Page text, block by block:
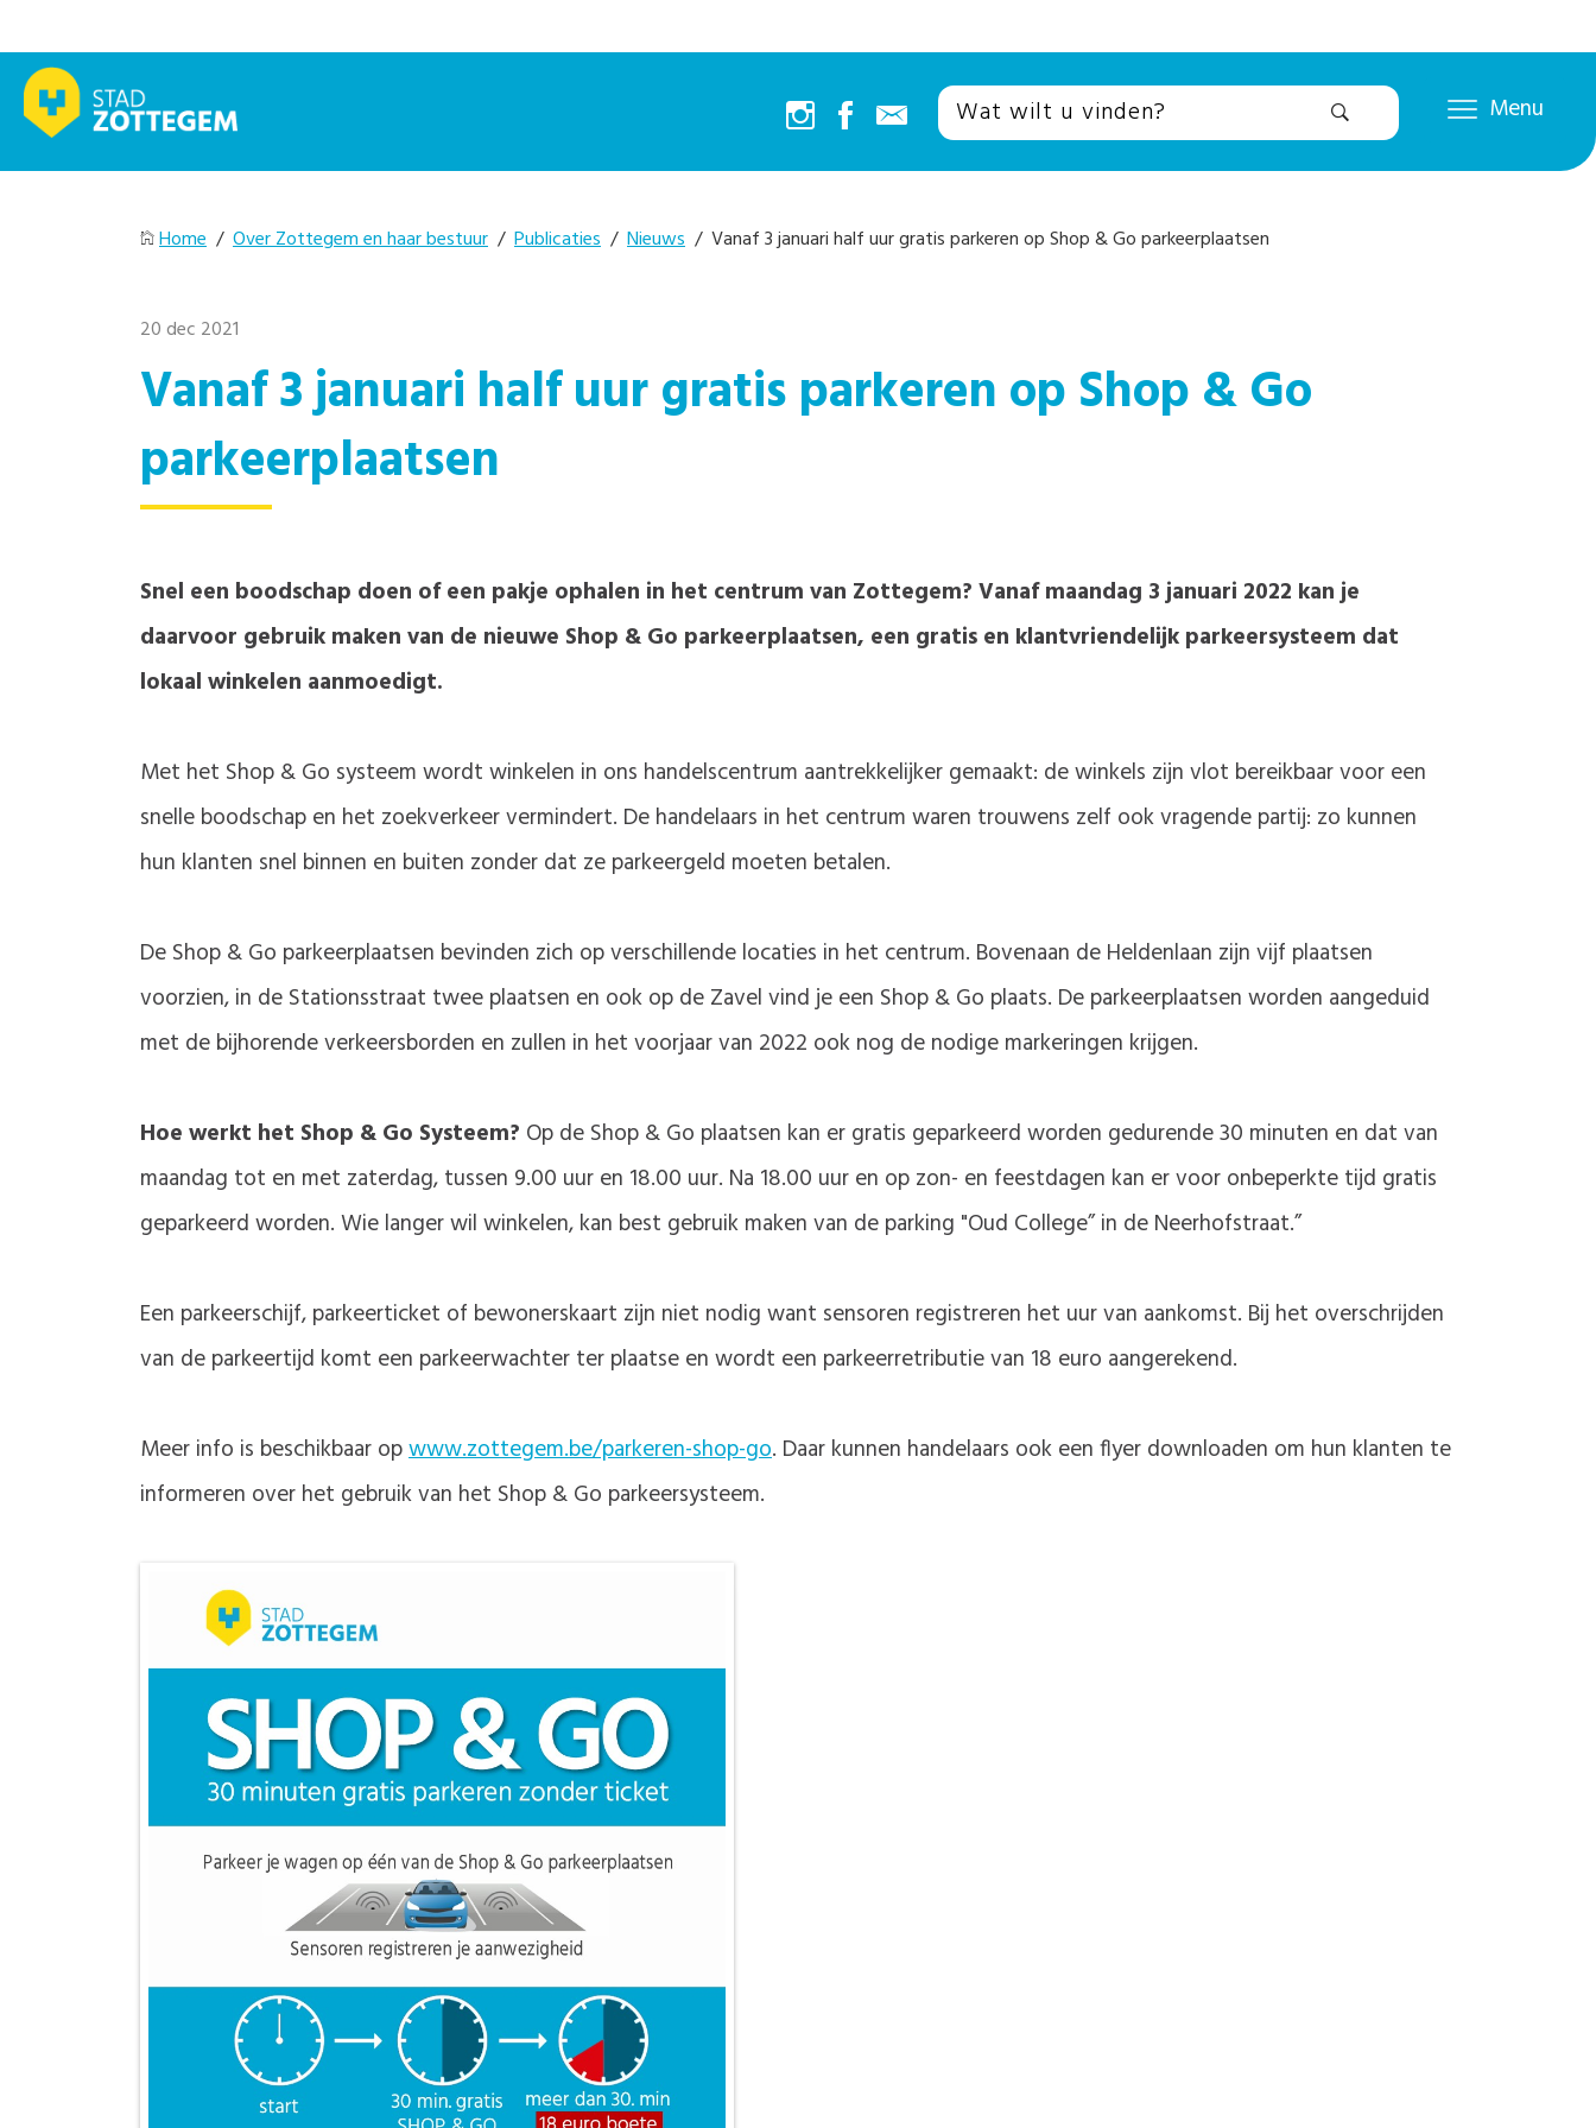
Menu
Home / Over Zottegem en haar bestuur / Publicaties / Nieuws / Vanaf 3 januari half uur gratis parkeren op Shop & Go parkeerplaatsen
20 dec 2021
Vanaf 3 januari half uur gratis parkeren op Shop & Go
parkeerplaatsen
Snel een boodschap doen of een pakje ophalen in het centrum van Zottegem? Vanaf maandag 3 januari 2022 kan je
daarvoor gebruik maken van de nieuwe Shop & Go parkeerplaatsen, een gratis en klantvriendelijk parkeersysteem dat
lokaal winkelen aanmoedigt.
Met het Shop & Go systeem wordt winkelen in ons handelscentrum aantrekkelijker gemaakt: de winkels zijn vlot bereikbaar voor een
snelle boodschap en het zoekverkeer vermindert. De handelaars in het centrum waren trouwens zelf ook vragende partij: zo kunnen
hun klanten snel binnen en buiten zonder dat ze parkeergeld moeten betalen.
De Shop & Go parkeerplaatsen bevinden zich op verschillende locaties in het centrum. Bovenaan de Heldenlaan zijn vijf plaatsen
voorzien, in de Stationsstraat twee plaatsen en ook op de Zavel vind je een Shop & Go plaats. De parkeerplaatsen worden aangeduid
met de bijhorende verkeersborden en zullen in het voorjaar van 2022 ook nog de nodige markeringen krijgen.
Hoe werkt het Shop & Go Systeem? Op de Shop & Go plaatsen kan er gratis geparkeerd worden gedurende 30 minuten en dat van
maandag tot en met zaterdag, tussen 9.00 uur en 18.00 uur. Na 18.00 uur en op zon- en feestdagen kan er voor onbeperkte tijd gratis
geparkeerd worden. Wie langer wil winkelen, kan best gebruik maken van de parking "Oud College” in de Neerhofstraat.”
Een parkeerschijf, parkeerticket of bewonerskaart zijn niet nodig want sensoren registreren het uur van aankomst. Bij het overschrijden
van de parkeertijd komt een parkeerwachter ter plaatse en wordt een parkeerretributie van 18 euro aangerekend.
Meer info is beschikbaar opwww.zottegem.be/parkeren-shop-go. Daar kunnen handelaars ook een flyer downloaden om hun klanten te
informeren over het gebruik van het Shop & Go parkeersysteem.